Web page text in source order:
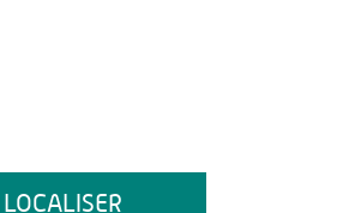
LOCALISER